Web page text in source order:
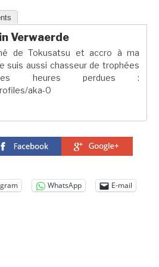
Verwaerde
de Tokusatsu et accro à ma
suis aussi chasseur de trophées
heures perdues :
aka-0
WhatsApp E-mail